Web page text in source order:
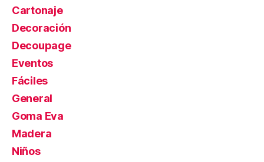
Cartonaje
Decoración
Decoupage
Eventos
Fáciles
General
Goma Eva
Madera
Niños